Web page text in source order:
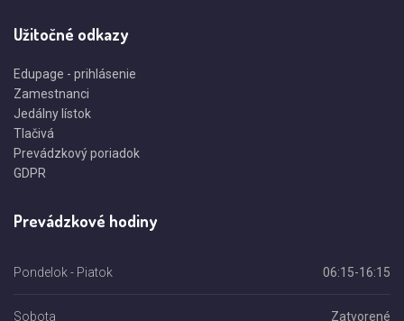
Užitočné odkazy
Edupage - prihlásenie
Zamestnanci
Jedálny lístok
Tlačivá
Prevádzkový poriadok
GDPR
Prevádzkové hodiny
Pondelok - Piatok 06:15-16:15
Sobota Zatvorené